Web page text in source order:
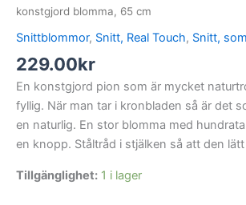
konstgjord blomma, 65 cm
Snittblommor, Snitt, Real Touch, Snitt,
229.00kr
En konstgjord pion som är mycket
fyllig. När man tar i kronbladen så är det
en naturlig. En stor blomma med
en knopp. Ståltråd i stjälken så att den
Tillgänglighet: 1 i lager